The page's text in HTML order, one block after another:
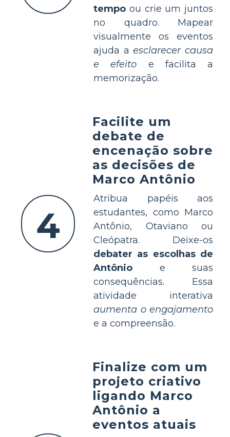
tempo ou crie um juntos
no quadro. Mapear
visualmente os eventos
ajuda aesclarecer causa
e efeito e facilita a
memorização.
4
Facilite um
debate de
encenação sobre
as decisões de
Marco Antônio
Atribua papéis aos
estudantes, como Marco
Antônio, Otaviano ou
Cleópatra. Deixe-os
debater as escolhas de
Antônio e suas
consequências. Essa
atividade interativa
aumenta o engajamento
e a compreensão.
Finalize com um
projeto criativo
ligando Marco
Antônio a
eventos atuais